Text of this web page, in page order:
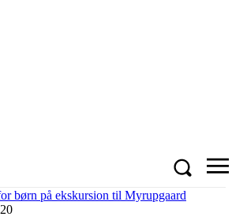
børn på ekskursion til Myrupgaard